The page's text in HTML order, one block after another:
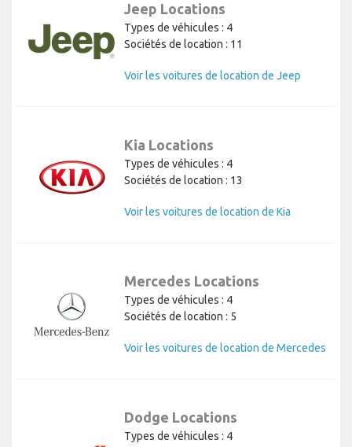
Jeep Locations
Types de véhicules : 4
Sociétés de location : 11
Voir les voitures de location de Jeep
Kia Locations
Types de véhicules : 4
Sociétés de location : 13
Voir les voitures de location de Kia
Mercedes Locations
Types de véhicules : 4
Sociétés de location : 5
Voir les voitures de location de Mercedes
Dodge Locations
Types de véhicules : 4